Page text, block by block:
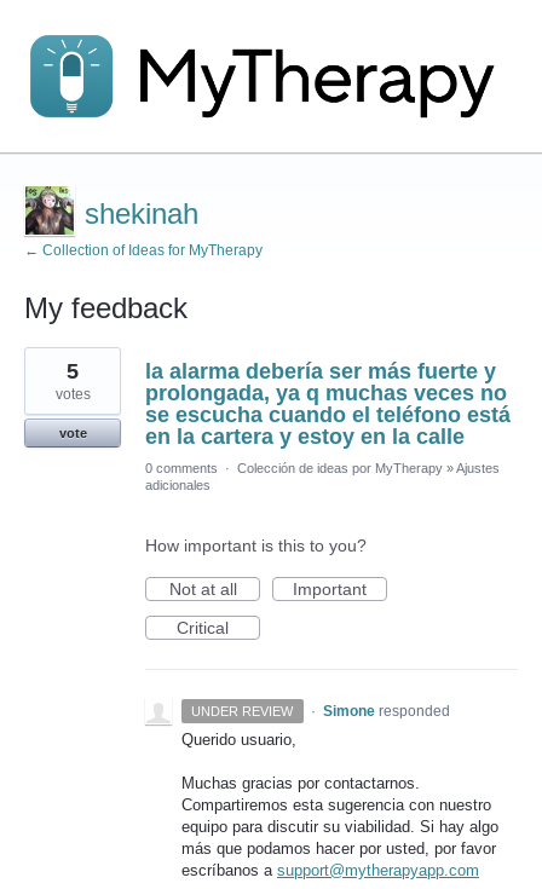
shekinah
← Collection of Ideas for MyTherapy
My feedback
1
found
la alarma debería ser más fuerte y
prolongada, ya q muchas veces no
se escucha cuando el teléfono está
en la cartera y estoy en la calle
5
votes
vote
0 comments · Colección de ideas por MyTherapy »Ajustes
adicionales
How important is this to you?
Not at all
Important
Critical
UNDER REVIEW · Simone responded
Querido usuario,
Muchas gracias por contactarnos.
Compartiremos esta sugerencia con nuestro
equipo para discutir su viabilidad. Si hay algo
más que podamos hacer por usted, por favor
escríbanos a support@mytherapyapp.com